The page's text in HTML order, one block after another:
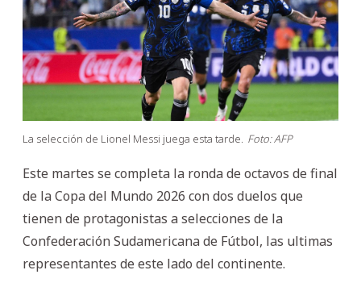
La selección de Lionel Messi juega esta tarde. Foto: AFP
Este martes se completa la ronda de octavos de final
de la Copa del Mundo 2026 con dos duelos que
tienen de protagonistas a selecciones de la
Confederación Sudamericana de Fútbol, las ultimas
representantes de este lado del continente.